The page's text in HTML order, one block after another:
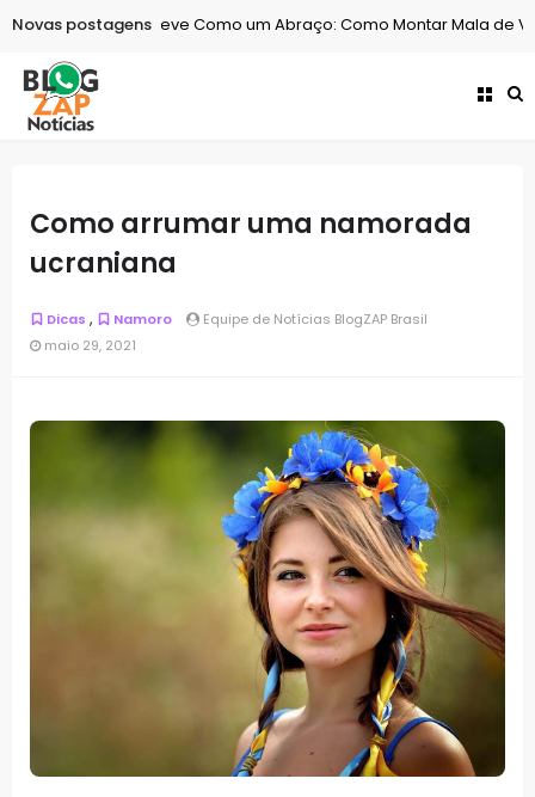
Curiosidades Leve Como um Abraço: Como Montar Mala de
Novas postagens
Como arrumar uma namorada
ucraniana
Dicas , Namoro
Equipe de Notícias BlogZAP Brasil
maio 29, 2021